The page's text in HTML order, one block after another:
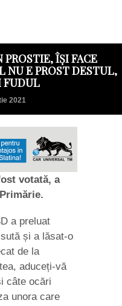
ÎȘI FACE
NU E PROST DESTUL,
FUDUL
2021
votată, a
a preluat
și a lăsat-o
de la
aduceți-vă
câte ocări
unora care